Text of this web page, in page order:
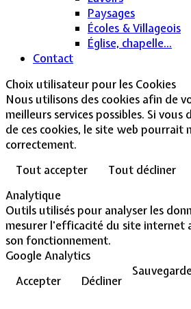
Paysages
Écoles & Villageois
Église, chapelle...
Contact
Choix utilisateur pour les Cookies
Nous utilisons des cookies afin de
meilleurs services possibles. Si
de ces cookies, le site web pourrait
correctement.
Tout accepter
Tout décliner
Analytique
Outils utilisés pour analyser les
mesurer l'efficacité du site internet
son fonctionnement.
Google Analytics
Accepter
Décliner